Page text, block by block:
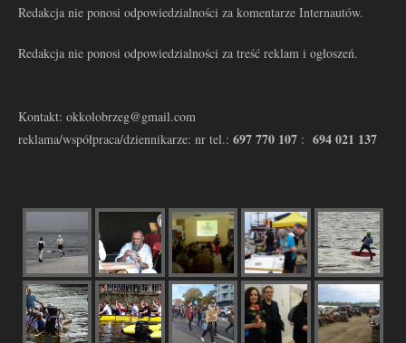
Redakcja nie ponosi odpowiedzialności za komentarze Internautów.
Redakcja nie ponosi odpowiedzialności za treść reklam i ogłoszeń.
Kontakt: okkolobrzeg@gmail.com
reklama/współpraca/dziennikarze: nr tel.: 697 770 107 : 694 021 137